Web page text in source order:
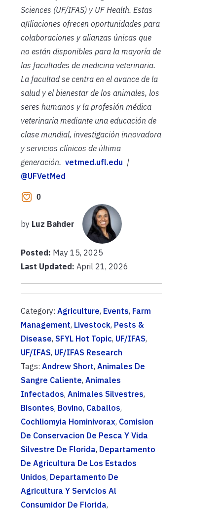
Sciences (UF/IFAS) y UF Health. Estas
afiliaciones ofrecen oportunidades para
colaboraciones y alianzas únicas que
no están disponibles para la mayoría de
las facultades de medicina veterinaria.
La facultad se centra en el avance de la
salud y el bienestar de los animales, los
seres humanos y la profesión médica
veterinaria mediante una educación de
clase mundial, investigación innovadora
y servicios clínicos de última
generación. vetmed.ufl.edu |
@UFVetMed
0
by Luz Bahder
Posted: May 15, 2025
Last Updated: April 21, 2026
Category: Agriculture, Events, Farm
Management, Livestock, Pests &
Disease, SFYL Hot Topic, UF/IFAS,
UF/IFAS, UF/IFAS Research
Tags: Andrew Short, Animales De
Sangre Caliente, Animales
Infectados, Animales Silvestres,
Bisontes, Bovino, Caballos,
Cochliomyia Hominivorax, Comision
De Conservacion De Pesca Y Vida
Silvestre De Florida, Departamento
De Agricultura De Los Estados
Unidos, Departamento De
Agricultura Y Servicios Al
Consumidor De Florida,